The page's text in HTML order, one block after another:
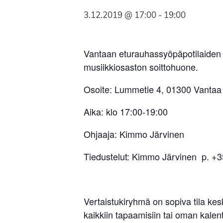
3.12.2019 @ 17:00 - 19:00
Vantaan
musiikkiosaston soittohuone.
Osoite: Lummetie 4, 01300 Vantaa
Aika: klo 17:00-19:00
Ohjaaja: Kimmo Järvinen
Tiedustelut: Kimmo Järvinen p.
Vertaistukiryhmä on sopiva tila
kaikkiin tapaamisiin tai oman